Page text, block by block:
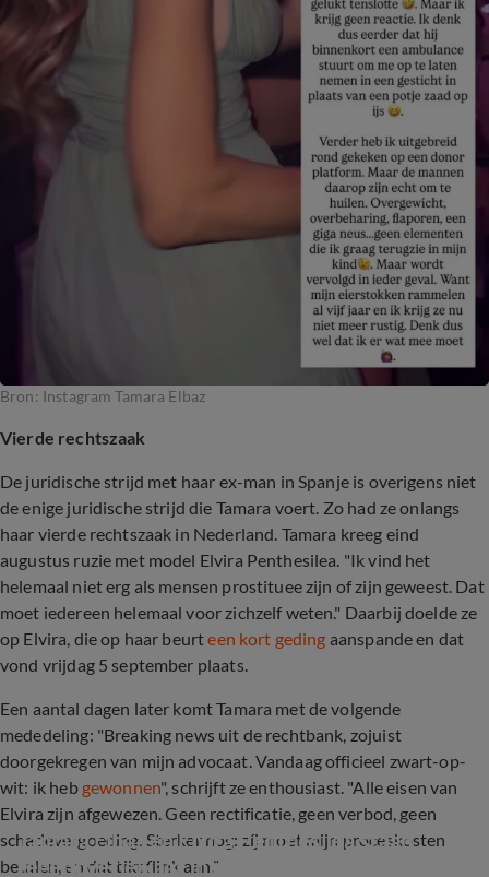
Bron: Instagram Tamara Elbaz
Vierde rechtszaak
De juridische strijd met haar ex-man in Spanje is overigens niet
de enige juridische strijd die Tamara voert. Zo had ze onlangs
haar vierde rechtszaak in Nederland. Tamara kreeg eind
augustus ruzie met model Elvira Penthesilea. "Ik vind het
helemaal niet erg als mensen prostituee zijn of zijn geweest. Dat
moet iedereen helemaal voor zichzelf weten." Daarbij doelde ze
op Elvira, die op haar beurteen kort geding aanspande en dat
vond vrijdag 5 september plaats.
Een aantal dagen later komt Tamara met de volgende
mededeling: "Breaking news uit de rechtbank, zojuist
doorgekregen van mijn advocaat. Vandaag officieel zwart-op-
wit: ik heb gewonnen", schrijft ze enthousiast. "Alle eisen van
Elvira zijn afgewezen. Geen rectificatie, geen verbod, geen
schadevergoeding. Sterker nog: zíj moet mijn proceskosten
betalen, en dat tikt flink aan."
Tamara Elbaz en Elvira Penthesilea staan